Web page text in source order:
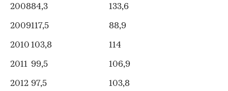
200884,3 133,6
2009117,5 88,9
2010 103,8 114
2011 99,5 106,9
2012 97,5 103,8